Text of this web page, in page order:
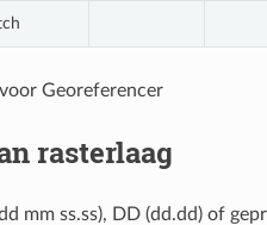
Georeferencer
rasterlaag
mm ss.ss), DD (dd.dd) of